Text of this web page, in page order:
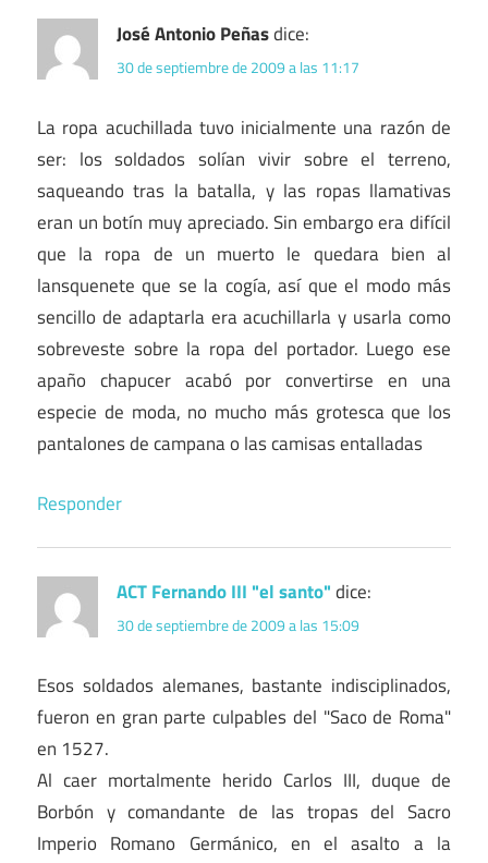
José Antonio Peñasdice:
30 de septiembre de 2009 a las 11:17
La ropa acuchillada tuvo inicialmente una razón de
ser: los soldados solían vivir sobre el terreno,
saqueando tras la batalla, y las ropas llamativas
eran un botín muy apreciado. Sin embargo era difícil
que la ropa de un muerto le quedara bien al
lansquenete que se la cogía, así que el modo más
sencillo de adaptarla era acuchillarla y usarla como
sobreveste sobre la ropa del portador. Luego ese
apaño chapucer acabó por convertirse en una
especie de moda, no mucho más grotesca que los
pantalones de campana o las camisas entalladas
Responder
ACT Fernando III "el santo"dice:
30 de septiembre de 2009 a las 15:09
Esos soldados alemanes, bastante indisciplinados,
fueron en gran parte culpables del "Saco de Roma"
en 1527.
Al caer mortalmente herido Carlos III, duque de
Borbón y comandante de las tropas del Sacro
Imperio Romano Germánico, en el asalto a la